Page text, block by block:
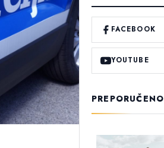
FACEBOOK
YOUTUBE
PREPORUČENO